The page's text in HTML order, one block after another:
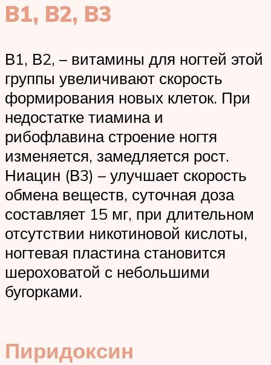
B1, B2, B3
В1, В2, – витамины для ногтей этой
группы увеличивают скорость
формирования новых клеток. При
недостатке тиамина и
рибофлавина строение ногтя
изменяется, замедляется рост.
Ниацин (В3) – улучшает скорость
обмена веществ, суточная доза
составляет 15 мг, при длительном
отсутствии никотиновой кислоты,
ногтевая пластина становится
шероховатой с небольшими
бугорками.
Пиридоксин